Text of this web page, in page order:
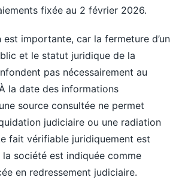
fixée au 2 février 2026.
importante, car la fermeture d’un
et le statut juridique de la
pas nécessairement au
la date des informations
source consultée ne permet
judiciaire ou une radiation
fait vérifiable juridiquement est
société est indiquée comme
en redressement judiciaire.